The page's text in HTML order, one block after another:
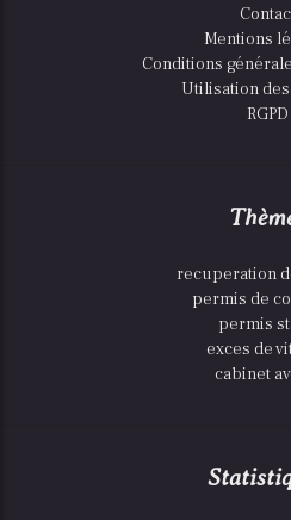
Mentions
Conditions
Utilisation
RGPD
recuperation
permis de
permis
exces de
cabinet